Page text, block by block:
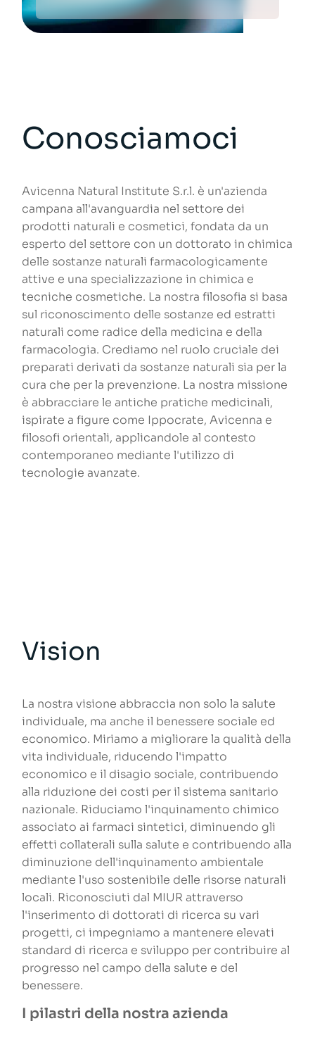
Conosciamoci
Avicenna Natural Institute S.r.l. è un'azienda
campana all'avanguardia nel settore dei
prodotti naturali e cosmetici, fondata da un
esperto del settore con un dottorato in chimica
delle sostanze naturali farmacologicamente
attive e una specializzazione in chimica e
tecniche cosmetiche. La nostra filosofia si basa
sul riconoscimento delle sostanze ed estratti
naturali come radice della medicina e della
farmacologia. Crediamo nel ruolo cruciale dei
preparati derivati da sostanze naturali sia per la
cura che per la prevenzione. La nostra missione
è abbracciare le antiche pratiche medicinali,
ispirate a figure come Ippocrate, Avicenna e
filosofi orientali, applicandole al contesto
contemporaneo mediante l'utilizzo di
tecnologie avanzate.
Vision
La nostra visione abbraccia non solo la salute
individuale, ma anche il benessere sociale ed
economico. Miriamo a migliorare la qualità della
vita individuale, riducendo l'impatto
economico e il disagio sociale, contribuendo
alla riduzione dei costi per il sistema sanitario
nazionale. Riduciamo l'inquinamento chimico
associato ai farmaci sintetici, diminuendo gli
effetti collaterali sulla salute e contribuendo alla
diminuzione dell'inquinamento ambientale
mediante l'uso sostenibile delle risorse naturali
locali. Riconosciuti dal MIUR attraverso
l'inserimento di dottorati di ricerca su vari
progetti, ci impegniamo a mantenere elevati
standard di ricerca e sviluppo per contribuire al
progresso nel campo della salute e del
benessere.
I pilastri della nostra azienda